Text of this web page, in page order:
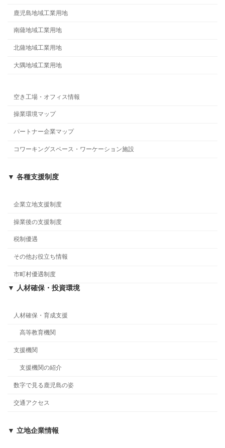
鹿児島地域工業用地
南薩地域工業用地
北薩地域工業用地
大隅地域工業用地
空き工場・オフィス情報
操業環境マップ
パートナー企業マップ
コワーキングスペース・ワーケーション施設
▼ 各種支援制度
企業立地支援制度
操業後の支援制度
税制優遇
その他お役立ち情報
市町村優遇制度
▼ 人材確保・投資環境
人材確保・育成支援
高等教育機関
支援機関
支援機関の紹介
数字で見る鹿児島の姿
交通アクセス
▼ 立地企業情報